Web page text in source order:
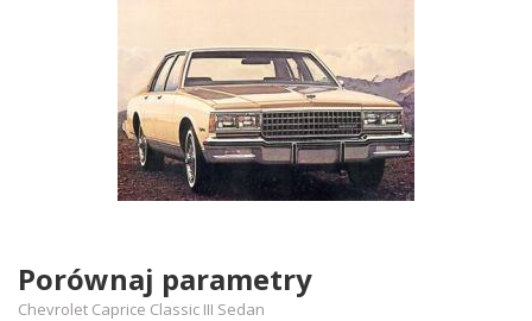
Porównaj parametry
Chevrolet Caprice Classic III Sedan